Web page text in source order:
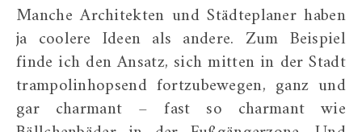
Manche Architekten und Städteplaner haben
ja coolere Ideen als andere. Zum Beispiel
finde ich den Ansatz, sich mitten in der Stadt
trampolinhopsend fortzubewegen, ganz und
gar charmant – fast so charmant wie